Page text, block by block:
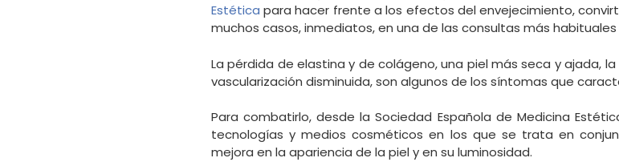
Estética para hacer frente a los efectos del envejecimiento,
muchos casos, inmediatos, en una de las consultas más habituales
La pérdida de elastina y de colágeno, una piel más seca y ajada,
vascularización disminuida, son algunos de los síntomas que
Para combatirlo, desde la Sociedad Española de Medicina
tecnologías y medios cosméticos en los que se trata en
mejora en la apariencia de la piel y en su luminosidad.